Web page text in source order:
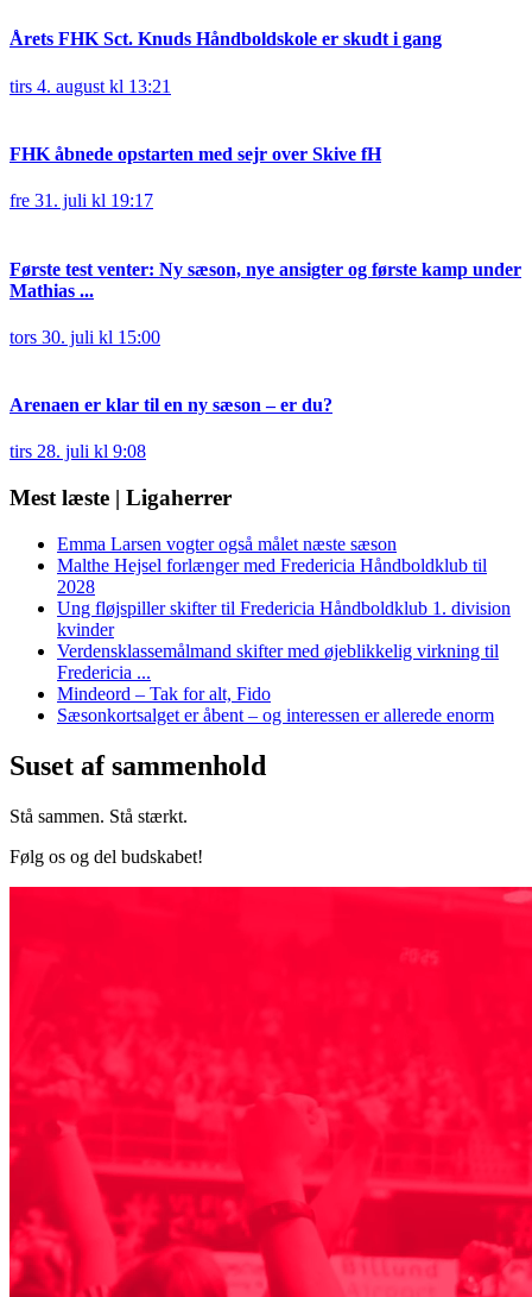
Årets FHK Sct. Knuds Håndboldskole er skudt i gang
tirs 4. august kl 13:21
FHK åbnede opstarten med sejr over Skive fH
fre 31. juli kl 19:17
Første test venter: Ny sæson, nye ansigter og første kamp under
Mathias ...
tors 30. juli kl 15:00
Arenaen er klar til en ny sæson – er du?
tirs 28. juli kl 9:08
Mest læste | Ligaherrer
Emma Larsen vogter også målet næste sæson
Malthe Hejsel forlænger med Fredericia Håndboldklub til
2028
Ung fløjspiller skifter til Fredericia Håndboldklub 1. division
kvinder
Verdensklassemålmand skifter med øjeblikkelig virkning til
Fredericia ...
Mindeord – Tak for alt, Fido
Sæsonkortsalget er åbent – og interessen er allerede enorm
Suset af sammenhold
Stå sammen. Stå stærkt.
Følg os og del budskabet!